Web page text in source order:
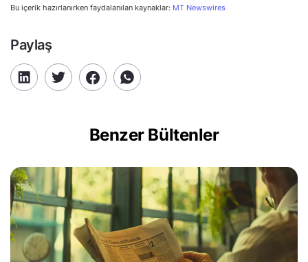
Bu içerik hazırlanırken faydalanılan kaynaklar: MT Newswires
Paylaş
Benzer Bültenler